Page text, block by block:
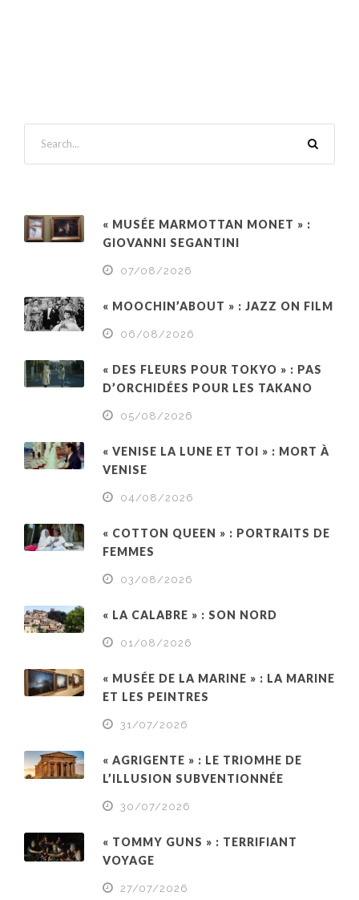
« MUSÉE MARMOTTAN MONET » :
GIOVANNI SEGANTINI
07/08/2026
« MOOCHIN’ABOUT » : JAZZ ON FILM
06/08/2026
« DES FLEURS POUR TOKYO » : PAS
D’ORCHIDÉES POUR LES TAKANO
05/08/2026
« VENISE LA LUNE ET TOI » : MORT À
VENISE
04/08/2026
« COTTON QUEEN » : PORTRAITS DE
FEMMES
03/08/2026
« LA CALABRE » : SON NORD
01/08/2026
« MUSÉE DE LA MARINE » : LA MARINE
ET LES PEINTRES
31/07/2026
« AGRIGENTE » : LE TRIOMHE DE
L’ILLUSION SUBVENTIONNÉE
30/07/2026
« TOMMY GUNS » : TERRIFIANT
VOYAGE
27/07/2026